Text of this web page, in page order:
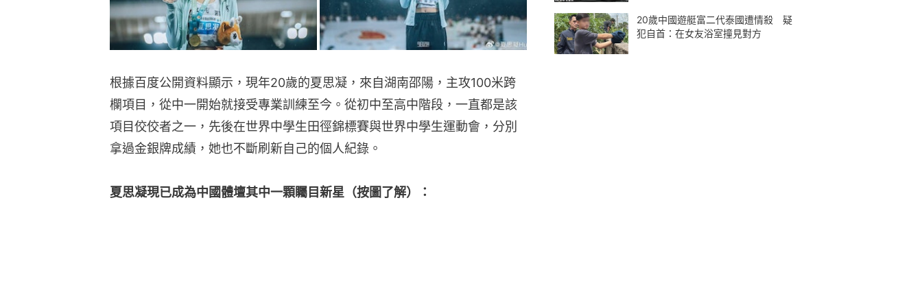
根據百度公開資料顯示，現年20歲的夏思凝，來自湖南邵陽，主攻100米跨
欄項目，從中一開始就接受專業訓練至今。從初中至高中階段，一直都是該
項目佼佼者之一，先後在世界中學生田徑錦標賽與世界中學生運動會，分別
拿過金銀牌成績，她也不斷刷新自己的個人紀錄。
夏思凝現已成為中國體壇其中一顆矚目新星（按圖了解）：
20歲中國遊艇富二代泰國遭情殺 疑
犯自首：在女友浴室撞見對方